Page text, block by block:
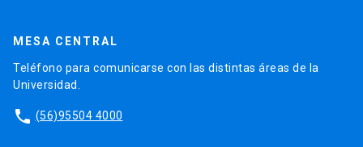
MESA CENTRAL
Teléfono para comunicarse con las distintas áreas de la
Universidad.
phone (56)95504 4000